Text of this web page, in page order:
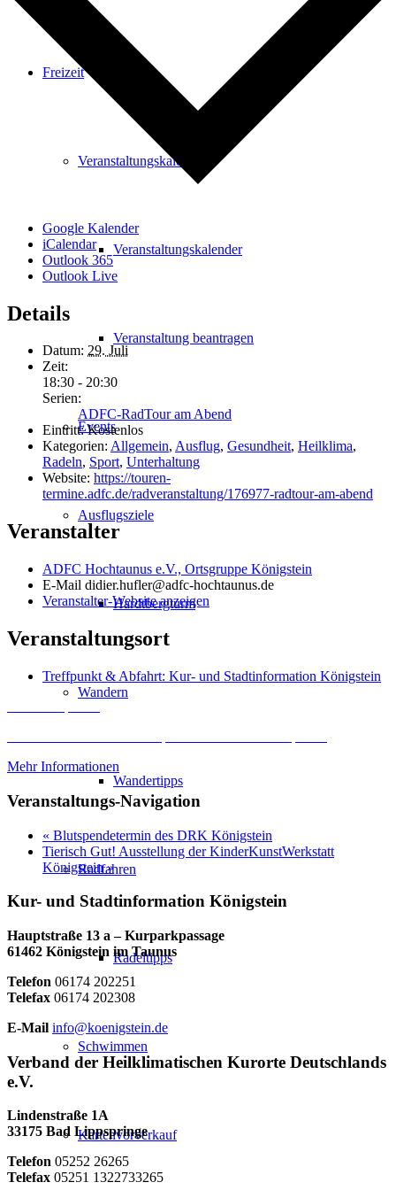
Freizeit
Veranstaltungskalender
Veranstaltungskalender
Veranstaltung beantragen
Events
Ausflugsziele
Hardtbergturm
Wandern
Wandertipps
Radfahren
Radeltipps
Schwimmen
Kartenvorverkauf
Google Kalender
iCalendar
Outlook 365
Outlook Live
Details
Datum: 29. Juli
Zeit:
18:30 - 20:30
Serien:
ADFC-RadTour am Abend
Eintritt: Kostenlos
Kategorien: Allgemein, Ausflug, Gesundheit, Heilklima,
Radeln, Sport, Unterhaltung
Website: https://touren-
termine.adfc.de/radveranstaltung/176977-radtour-am-abend
Veranstalter
ADFC Hochtaunus e.V., Ortsgruppe Königstein
E-Mail didier.hufler@adfc-hochtaunus.de
Veranstalter-Website anzeigen
Veranstaltungsort
Treffpunkt & Abfahrt: Kur- und Stadtinformation Königstein
Mehr Informationen
Veranstaltungs-Navigation
« Blutspendetermin des DRK Königstein
Tierisch Gut! Ausstellung der KinderKunstWerkstatt
Königstein»
Kur- und Stadtinformation Königstein
Hauptstraße 13 a – Kurparkpassage
61462 Königstein im Taunus
Telefon 06174 202251
Telefax 06174 202308
E-Mail info@koenigstein.de
Verband der Heilklimatischen Kurorte Deutschlands
e.V.
Lindenstraße 1A
33175 Bad Lippspringe
Telefon 05252 26265
Telefax 05251 1322733265